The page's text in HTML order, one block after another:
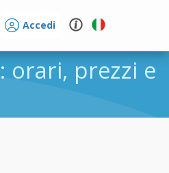
Accedi
: orari, prezzi e